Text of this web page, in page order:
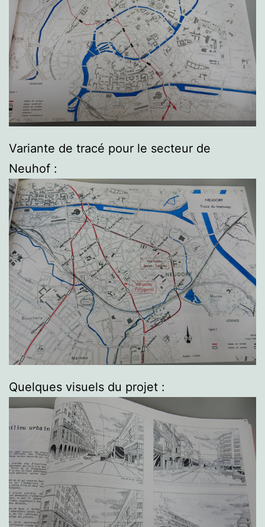
Variante de tracé pour le secteur de
Neuhof :
Quelques visuels du projet :